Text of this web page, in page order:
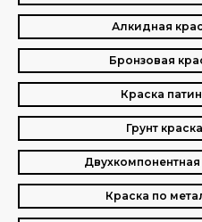
Алкидная
Бронзовая
Краска
Грунт
Краска по